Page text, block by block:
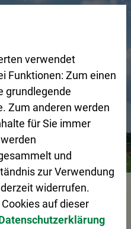
A)M)
8)
I) Z)
Lange Lernnacht
Suchseite mit Schnellsuche
verwendet
Funktionen: Zum einen
grundlegende
Zum anderen werden
für Sie immer
und
zur Verwendung
widerrufen.
auf dieser